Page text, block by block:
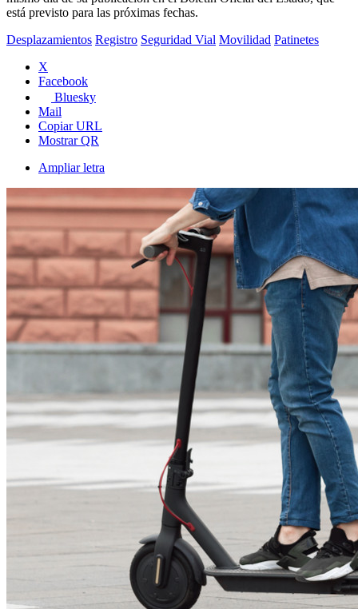
está previsto para las próximas fechas.
Desplazamientos Registro Seguridad Vial Movilidad Patinetes
X
Facebook
Bluesky
Mail
Copiar URL
Mostrar QR
Ampliar letra